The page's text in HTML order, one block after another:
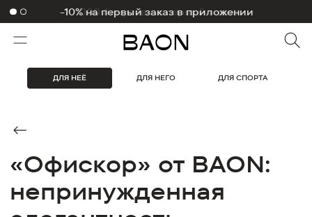
1000 бонусов на первый заказ
ДЛЯ НЕЁ ДЛЯ НЕГО ДЛЯ СПОРТА
«Офискор» от BAON:
непринужденная